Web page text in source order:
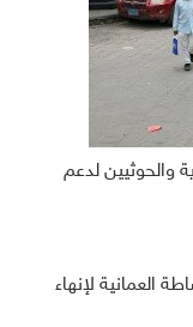
والحوثيين لدعم
العمانية لإنهاء